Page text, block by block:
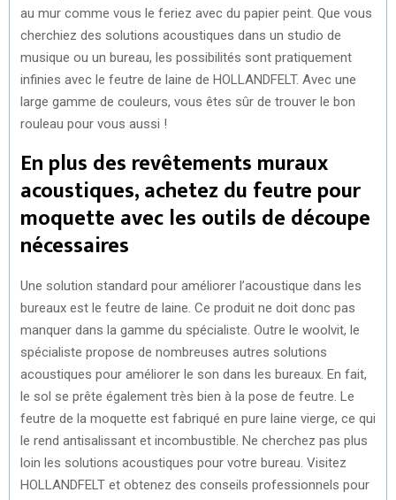
au mur comme vous le feriez avec du papier peint. Que vous
cherchiez des solutions acoustiques dans un studio de
musique ou un bureau, les possibilités sont pratiquement
infinies avec le feutre de laine de HOLLANDFELT. Avec une
large gamme de couleurs, vous êtes sûr de trouver le bon
rouleau pour vous aussi !
En plus des revêtements muraux
acoustiques, achetez du feutre pour
moquette avec les outils de découpe
nécessaires
Une solution standard pour améliorer l’acoustique dans les
bureaux est le feutre de laine. Ce produit ne doit donc pas
manquer dans la gamme du spécialiste. Outre le woolvit, le
spécialiste propose de nombreuses autres solutions
acoustiques pour améliorer le son dans les bureaux. En fait,
le sol se prête également très bien à la pose de feutre. Le
feutre de la moquette est fabriqué en pure laine vierge, ce qui
le rend antisalissant et incombustible. Ne cherchez pas plus
loin les solutions acoustiques pour votre bureau. Visitez
HOLLANDFELT et obtenez des conseils professionnels pour